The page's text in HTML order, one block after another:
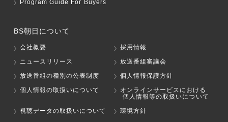
Program Guide For Buyers
BS朝日について
会社概要
採用情報
ニュースリリース
放送番組審議会
放送番組の種別の公表制度
個人情報保護方針
個人情報の取扱いについて
オンラインサービスにおける
個人情報等の取扱いについて
視聴データの取扱いについて
環境方針